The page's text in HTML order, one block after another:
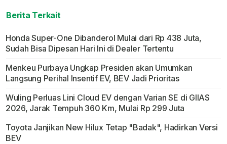
Berita Terkait
Honda Super-One Dibanderol Mulai dari Rp 438 Juta,
Sudah Bisa Dipesan Hari Ini di Dealer Tertentu
Menkeu Purbaya Ungkap Presiden akan Umumkan
Langsung Perihal Insentif EV, BEV Jadi Prioritas
Wuling Perluas Lini Cloud EV dengan Varian SE di GIIAS
2026, Jarak Tempuh 360 Km, Mulai Rp 299 Juta
Toyota Janjikan New Hilux Tetap "Badak", Hadirkan Versi
BEV